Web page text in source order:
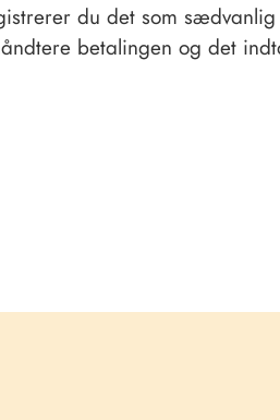
du det som
betalingen og det